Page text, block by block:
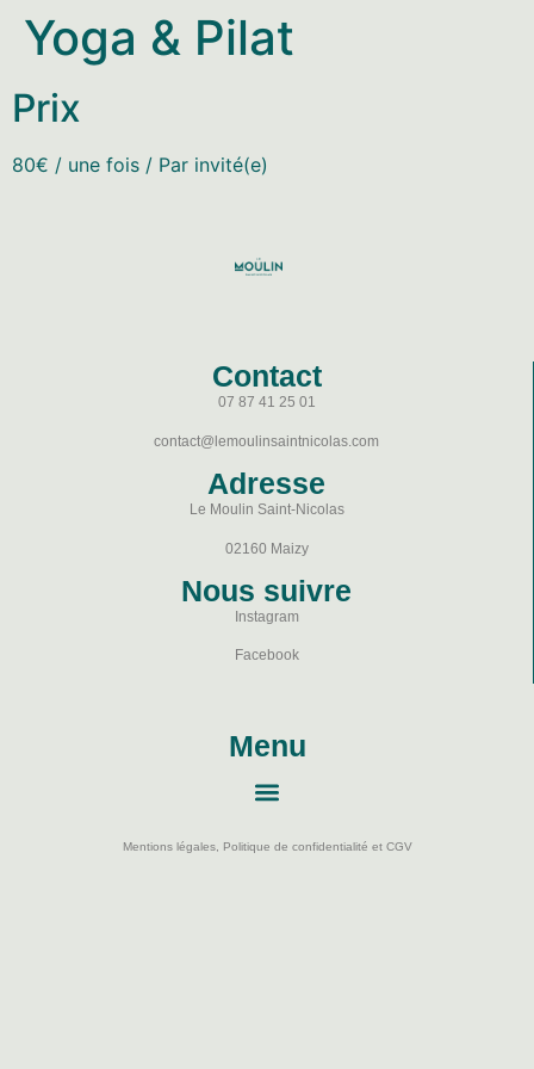
Yoga & Pilat
Prix
80€ / une fois / Par invité(e)
Contact
07 87 41 25 01
contact@lemoulinsaintnicolas.com
Adresse
Le Moulin Saint-Nicolas
02160 Maizy
Nous suivre
Instagram
Facebook
Menu
Mentions légales, Politique de confidentialité et CGV